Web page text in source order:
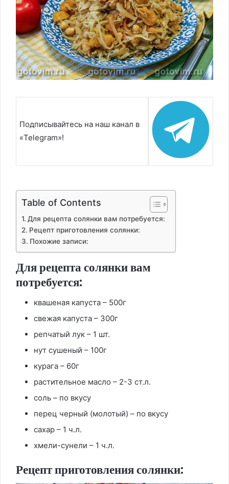
Подписывайтесь на наш канал в
«Telegram»!
Table of Contents
Для рецепта солянки вам потребуется:
Рецепт приготовления солянки:
Похожие записи:
Для рецепта солянки вам
потребуется:
квашеная капуста – 500г
свежая капуста – 300г
репчатый лук – 1 шт.
нут сушеный – 100г
курага – 60г
растительное масло – 2-3 ст.л.
соль – по вкусу
перец черный (молотый) – по вкусу
сахар – 1 ч.л.
хмели-сунели – 1 ч.л.
Рецепт приготовления солянки: